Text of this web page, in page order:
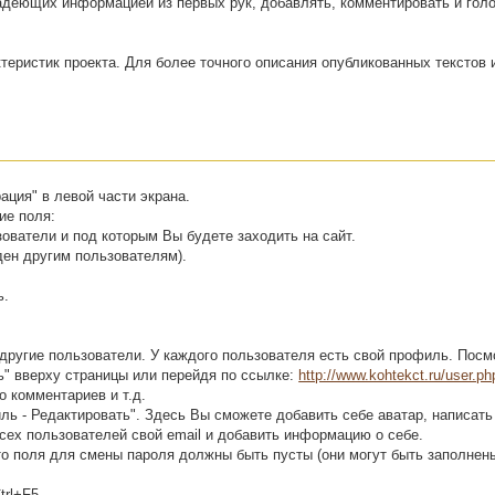
проекта. Для более точного описания опубликованных текстов
в левой части экрана.
поля:
и под которым Вы будете заходить на сайт.
другим пользователям).
пользователи. У каждого пользователя есть свой профиль.
страницы или перейдя по ссылке: http://www.kohtekct.ru/
комментариев и т.д.
- Редактировать". Здесь Вы сможете добавить себе аватар,
пользователей свой email и добавить информацию о себе.
поля для смены пароля должны быть пусты (они могут быть